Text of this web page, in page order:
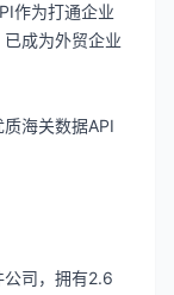
作为打通企业
成为外贸企业
海关数据API
公司，拥有2.6